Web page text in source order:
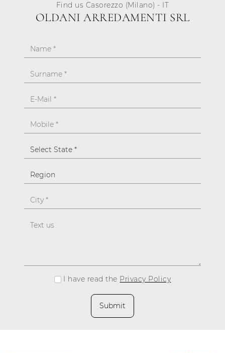
Find us Casorezzo (Milano) - IT
OLDANI ARREDAMENTI SRL
I have read the Privacy Policy
Submit